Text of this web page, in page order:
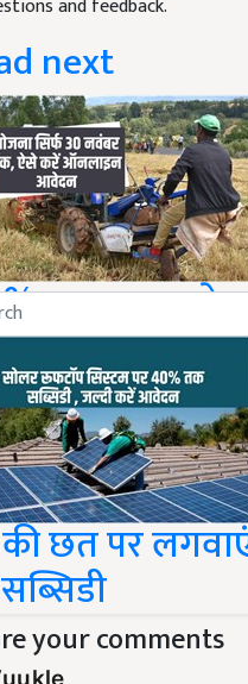
next
अनुदान पर ये
छत पर
your comments